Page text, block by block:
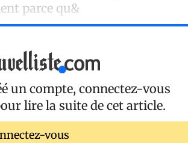
parce qu&
un compte, connectez-vous
lire la suite de cet article.
vous